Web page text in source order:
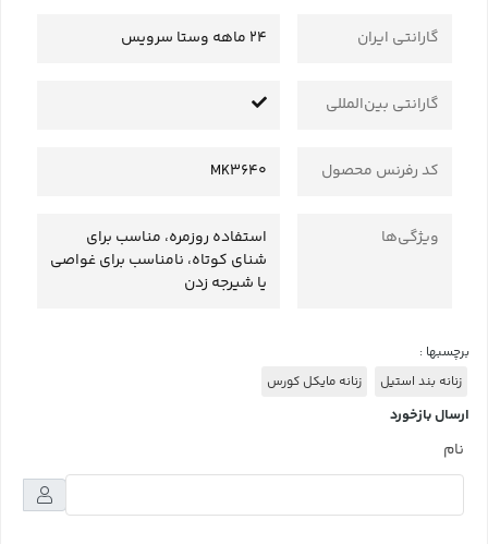
گارانتی ایران 24 ماهه وستا سرویس
گارانتی بین‌المللی
کد رفرنس محصول MK3640
ویژگی‌ها
استفاده روزمره، مناسب برای
شنای کوتاه، نامناسب برای غواصی
یا شیرجه زدن
برچسبها :
زنانه بند استیل
زنانه مایکل کورس
ارسال بازخورد
نام